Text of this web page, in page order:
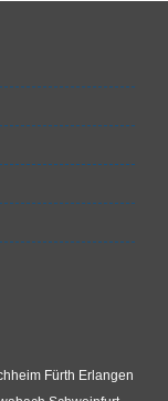
Fürth Erlangen